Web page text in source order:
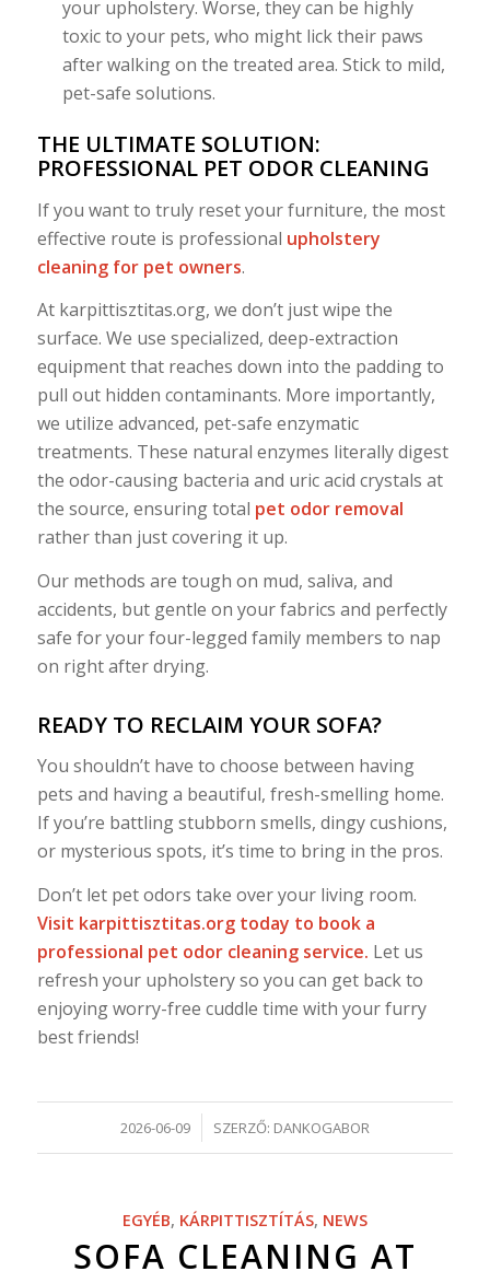
your upholstery. Worse, they can be highly
toxic to your pets, who might lick their paws
after walking on the treated area. Stick to mild,
pet-safe solutions.
THE ULTIMATE SOLUTION:
PROFESSIONAL PET ODOR CLEANING
If you want to truly reset your furniture, the most
effective route is professional upholstery
cleaning for pet owners.
At karpittisztitas.org, we don’t just wipe the
surface. We use specialized, deep-extraction
equipment that reaches down into the padding to
pull out hidden contaminants. More importantly,
we utilize advanced, pet-safe enzymatic
treatments. These natural enzymes literally digest
the odor-causing bacteria and uric acid crystals at
the source, ensuring total pet odor removal
rather than just covering it up.
Our methods are tough on mud, saliva, and
accidents, but gentle on your fabrics and perfectly
safe for your four-legged family members to nap
on right after drying.
READY TO RECLAIM YOUR SOFA?
You shouldn’t have to choose between having
pets and having a beautiful, fresh-smelling home.
If you’re battling stubborn smells, dingy cushions,
or mysterious spots, it’s time to bring in the pros.
Don’t let pet odors take over your living room.
Visit karpittisztitas.orgtoday to book a
professional pet odor cleaning service. Let us
refresh your upholstery so you can get back to
enjoying worry-free cuddle time with your furry
best friends!
2026-06-09
/ SZERZŐ: DANKOGABOR
EGYÉB, KÁRPITTISZTÍTÁS, NEWS
SOFA CLEANING AT